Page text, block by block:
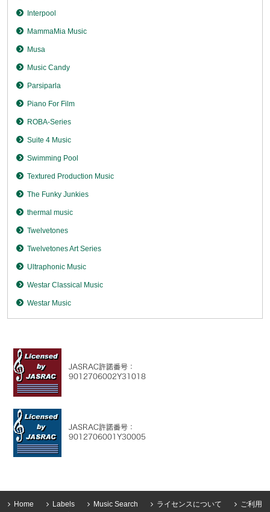
Interpool
MammaMia Music
Musa
Music Candy
Parsiparla
Piano For Film
ROBA-Series
Suite 4 Music
Swimming Pool
Textured Production Music
The Funky Junkies
thermal music
Twelvetones
Twelvetones Art Series
Ultraphonic Music
Westar Classical Music
Westar Music
Home Labels Music Search ライセンスについて
ご利用